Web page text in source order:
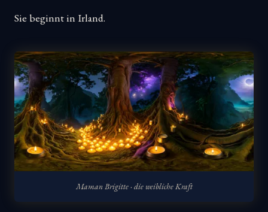
Sie beginnt in Irland.
Maman Brigitte · die weibliche Kraft